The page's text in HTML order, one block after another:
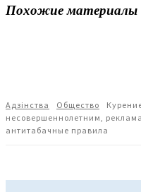
Похожие материалы
Адзiнства Общество
несовершеннолетним,
антитабачные правила